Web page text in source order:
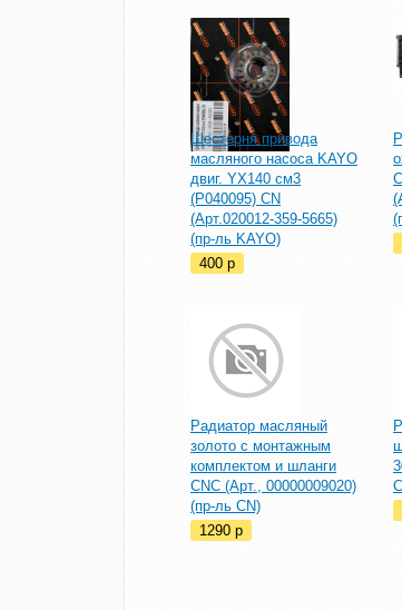
Шестерня привода
масляного насоса KAYO
двиг. YX140 см3
(P040095) CN
(Арт.020012-359-5665)
(пр-ль KAYO)
400 p
Радиатор масляный
золото с монтажным
комплектом и шланги
CNC (Арт., 00000009020)
(пр-ль CN)
1290 p